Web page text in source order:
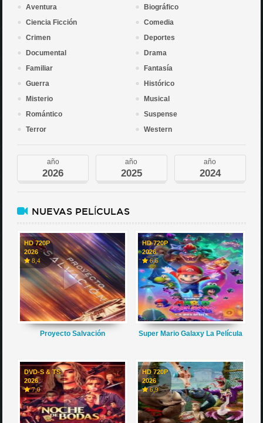
Aventura
Biográfico
Ciencia Ficción
Comedia
Crimen
Deportes
Documental
Drama
Familiar
Fantasía
Guerra
Histórico
Misterio
Musical
Romántico
Suspense
Terror
Western
año
2026
año
2025
año
2024
NUEVAS PELÍCULAS
HD 720P
2026
8,4
Proyecto Salvación
HD 720P
2026
6,6
Super Mario Galaxy La Película
DVD-S & TS
2026
7,0
HD 720P
2026
6,9